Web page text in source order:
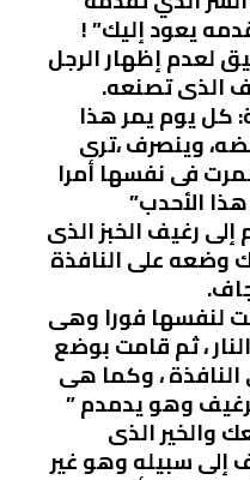
يعود إليك” !
لعدم إظهار الرجل
الذى تصنعه.
كل يوم يمر هذا
وينصرف ،ترى
فى نفسها أمرا
الأحدب”
رغيف الخبز الذى
وضعه على النافذة
لنفسها فورا وهى
، ثم قامت بوضع
، وكما هى
وهو يدمدم ”
والخير الذى
إلى سبيله وهو غير